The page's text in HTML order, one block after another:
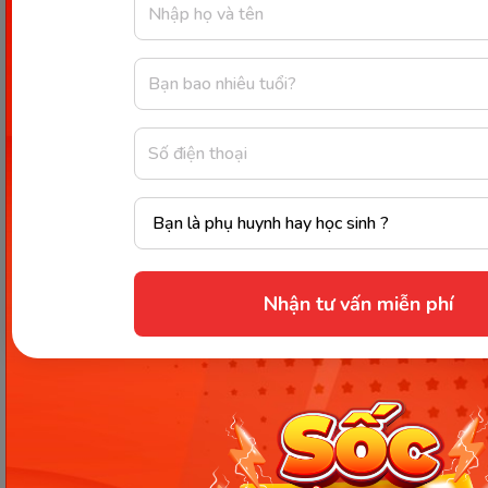
Nhận tư vấn miễn phí
cho trẻ mầm non trong 1 tuần
Lưu ý quan trọng dành cho giáo viên, nhà trường
khi xây dựng thực đơn cho trẻ mầm non trong 1
Đảm bảo đủ 4 nhóm dinh dưỡng chính (đạm -
béo - bột đường - vitamin & khoáng chất)
trong từng ngày để trẻ phát triển toàn diện.
Thay đổi món theo ngày, tránh lặp lại cách chế
biến để kích thích vị giác và hạn chế tình
trạng biếng ăn.
Ưu tiên thực phẩm tươi, theo mùa và nguồn
gốc rõ ràng để đảm bảo an toàn và chất lượng
Cân đối khẩu phần phù hợp lứa tuổi, hạn chế
món chiên rán nhiều dầu mỡ và thực phẩm